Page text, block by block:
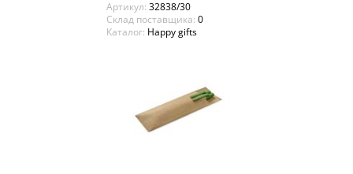
Артикул: 32838/30
Склад поставщика: 0
Каталог: Happy gifts